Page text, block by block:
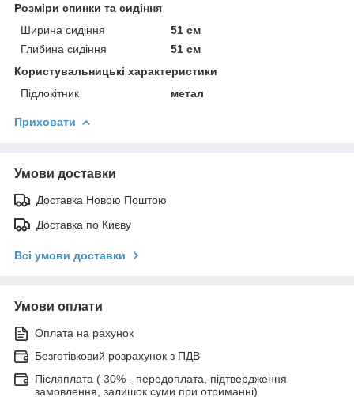
Розміри спинки та сидіння
Ширина сидіння
51 см
Глибина сидіння
51 см
Користувальницькі характеристики
Підлокітник
метал
Приховати
Умови доставки
Доставка Новою Поштою
Доставка по Києву
Всі умови доставки
Умови оплати
Оплата на рахунок
Безготівковий розрахунок з ПДВ
Післяплата ( 30% - передоплата, підтвердження
замовлення, залишок суми при отриманні)